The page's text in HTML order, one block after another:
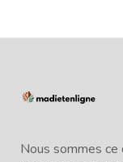
Nous sommes ce